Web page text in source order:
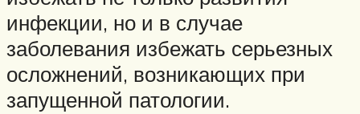
инфекции, но и в случае
заболевания избежать серьезных
осложнений, возникающих при
запущенной патологии.